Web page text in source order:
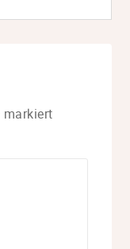
markiert